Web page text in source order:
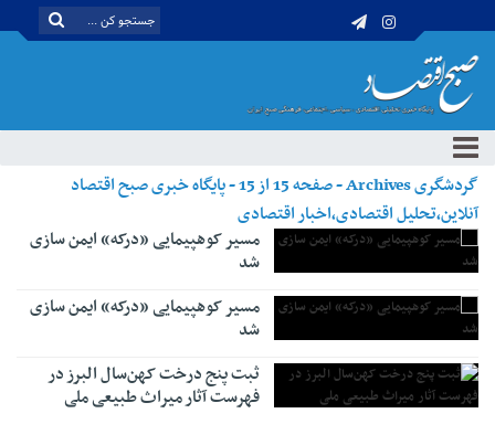
گردشگری Archives - صفحه 15 از 15 - پایگاه خبری صبح اقتصاد
آنلاین،تحلیل اقتصادی،اخبار اقتصادی
مسیر کوهپیمایی «درکه» ایمن سازی
شد
مسیر کوهپیمایی «درکه» ایمن سازی
شد
ثبت پنج درخت کهن‌سال البرز در
فهرست آثار میراث طبیعی ملی